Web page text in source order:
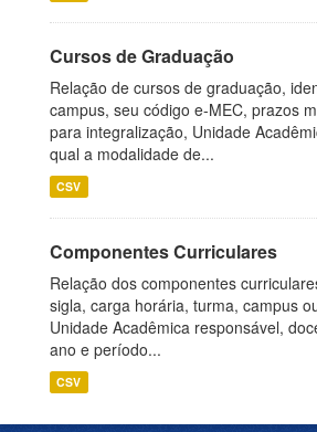
Cursos de Graduação
Relação de cursos de graduação,
campus, seu código e-MEC, prazos
para integralização, Unidade
qual a modalidade de...
CSV
Componentes Curriculares
Relação dos componentes
sigla, carga horária, turma, campus
Unidade Acadêmica responsável,
ano e período...
CSV